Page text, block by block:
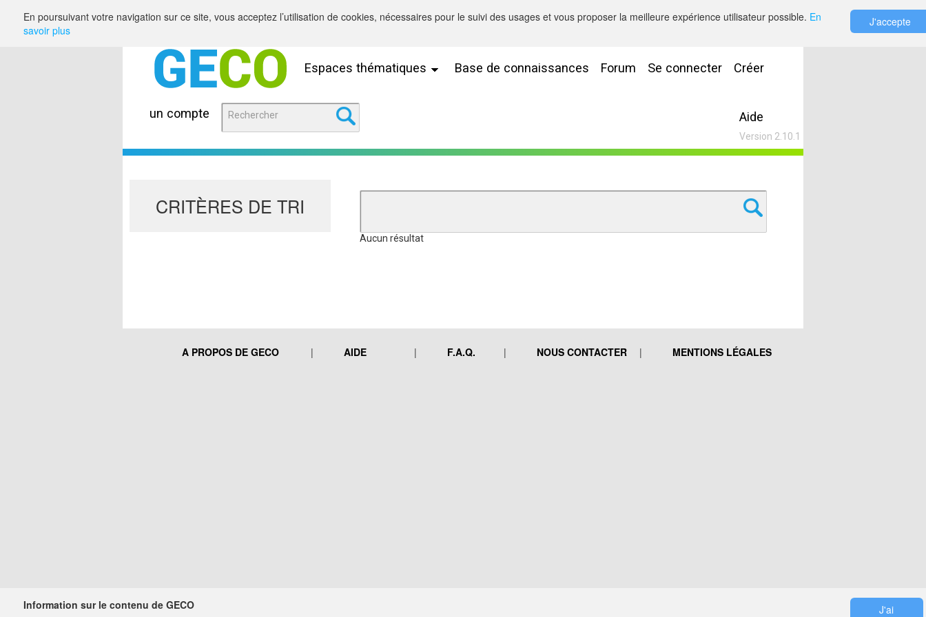
Espaces thématiques Base de connaissances Forum Se connecter Créer
un compte Aide
Version 2.10.1
CRITÈRES DE TRI
Aucun résultat
A PROPOS DE GECO AIDE F.A.Q. NOUS CONTACTER MENTIONS LÉGALES
En poursuivant votre navigation sur ce site, vous acceptez l’utilisation de cookies, nécessaires pour le suivi des usages et vous proposer la meilleure expérience utilisateur possible. En
savoir plus
J'accepte
Information sur le contenu de GECO
J'ai